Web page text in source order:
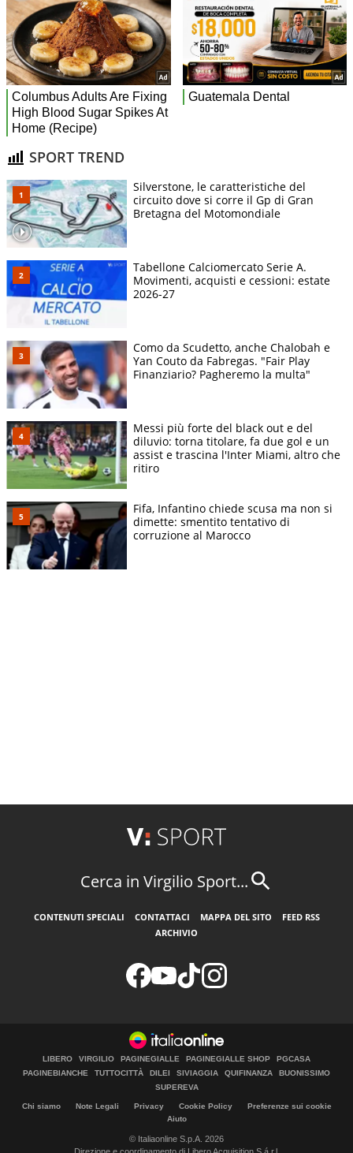
SPORT TREND
Silverstone, le caratteristiche del
circuito dove si corre il Gp di Gran
Bretagna del Motomondiale
Tabellone Calciomercato Serie A.
Movimenti, acquisti e cessioni: estate
2026-27
Como da Scudetto, anche Chalobah e
Yan Couto da Fabregas. "Fair Play
Finanziario? Pagheremo la multa"
Messi più forte del black out e del
diluvio: torna titolare, fa due gol e un
assist e trascina l'Inter Miami, altro che
ritiro
Fifa, Infantino chiede scusa ma non si
dimette: smentito tentativo di
corruzione al Marocco
Cerca in Virgilio Sport...
CONTENUTI SPECIALI CONTATTACI MAPPA DEL SITO
FEED RSS
ARCHIVIO
LIBERO VIRGILIO PAGINEGIALLE PAGINEGIALLE SHOP
PGCASA
PAGINEBIANCHE
TUTTOCITTÀ DILEI SIVIAGGIA QUIFINANZA
BUONISSIMO
SUPEREVA
Chi siamo Note Legali Privacy Cookie Policy
Preferenze sui cookie
Aiuto
© Italiaonline S.p.A. 2026